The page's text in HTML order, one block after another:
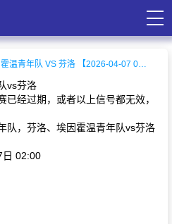
埃因霍温青年队 VS 芬洛 【2026-04-07 02:00:00】
vs芬洛
已经过期，或者以上信号都无效，
队，芬洛、埃因霍温青年队vs芬洛
日 02:00